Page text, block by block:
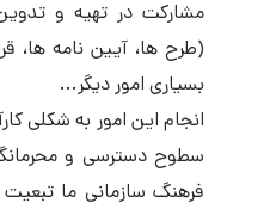
مشارکت در تهیه و
(طرح ها، آیین نامه ها،
بسیاری امور دیگر...
انجام این امور به شکلی
سطوح دسترسی و
فرهنگ سازمانی ما